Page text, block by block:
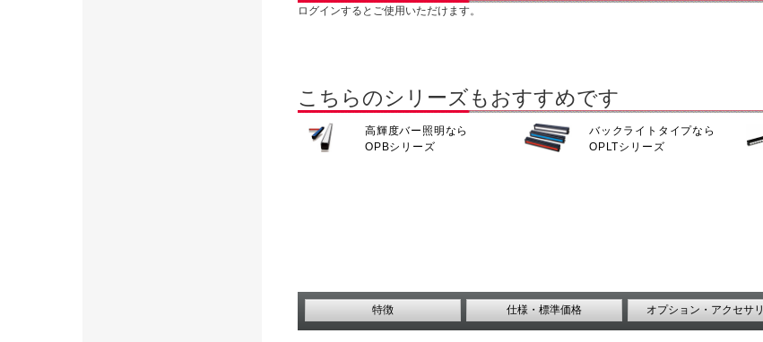
ログインするとご使用いただけます。
こちらのシリーズもおすすめです
高輝度バー照明なら
OPBシリーズ
バックライトタイプなら
OPLTシリーズ
特徴 仕様・標準価格 オプション・アクセサリ